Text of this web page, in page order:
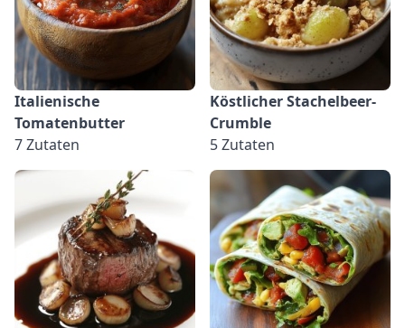
Italienische
Tomatenbutter
7 Zutaten
Köstlicher Stachelbeer-
Crumble
5 Zutaten